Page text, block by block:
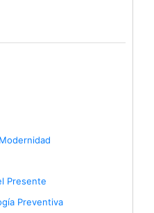
Presente
Preventiva